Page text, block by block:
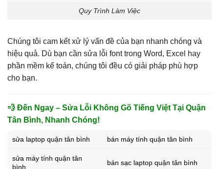
Quy Trình Làm Việc
Chúng tôi cam kết xử lý vấn đề của bạn nhanh chóng và
hiệu quả. Dù bạn cần sửa lỗi font trong Word, Excel hay
phần mềm kế toán, chúng tôi đều có giải pháp phù hợp
cho bạn.
💨 Đến Ngay – Sửa Lỗi Không Gõ Tiếng Việt Tại Quận
Tân Bình, Nhanh Chóng!
sửa laptop quận tân bình bán máy tính quận tân bình
sửa máy tính quận tân
bình
bán sạc laptop quận tân bình